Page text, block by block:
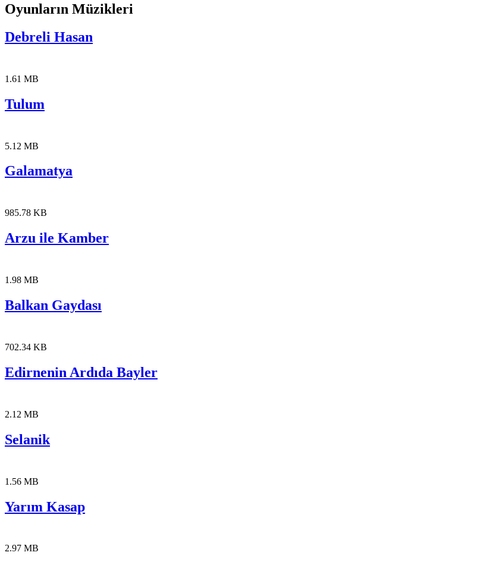
Oyunların Müzikleri
Debreli Hasan
1.61 MB
Tulum
5.12 MB
Galamatya
985.78 KB
Arzu ile Kamber
1.98 MB
Balkan Gaydası
702.34 KB
Edirnenin Ardıda Bayler
2.12 MB
Selanik
1.56 MB
Yarım Kasap
2.97 MB